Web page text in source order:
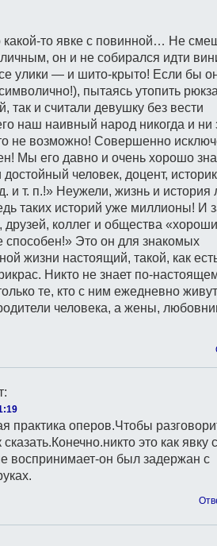
какой-то явке с повинной… Не
он и не собирался идти
улики — и шито-крыто! Если бы
пытаясь утопить
так и считали девушку без вести
наш наивный народ никогда и ни
не возможно! Совершенно
Мы его давно и очень хорошо
человек, доцент,
и т. п.!» Неужели, жизнь и
таких историй уже миллионы! И
коллег и общества
способен!» Это он для знакомых
жизни настоящий, такой, как
Никто не знает по-
те, кто с ним ежедневно
человека, а жены,
:
практика оперов.Чтобы
сказать.Конечно.никто это как явку с
воспринимает-он был задержан с